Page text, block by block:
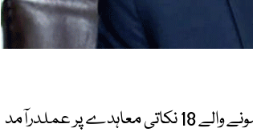
ایم کیو ایم پاکستان نے پیپلز پارٹی کے ساتھ 2022 میں ہونے والے 18 نکاتی معاہدے پر عملدرآمد